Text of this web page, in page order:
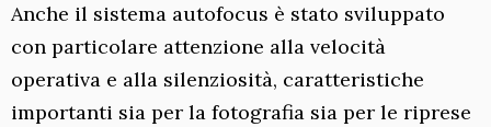
Anche il sistema autofocus è stato sviluppato
con particolare attenzione alla velocità
operativa e alla silenziosità, caratteristiche
importanti sia per la fotografia sia per le riprese